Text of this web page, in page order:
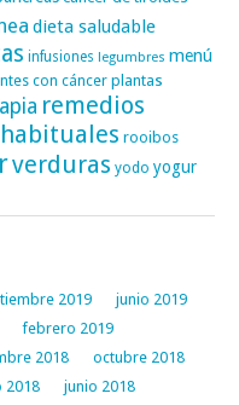
dieta saludable
infusiones legumbres menú
con cáncer plantas
remedios
rooibos
verduras yodo yogur
2019
junio 2019
febrero 2019
2018
octubre 2018
2018
junio 2018